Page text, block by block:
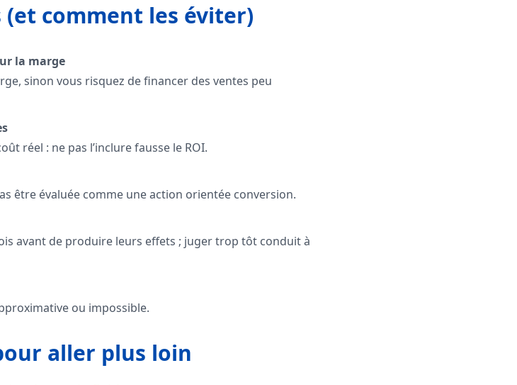
comment les éviter)
la marge
sinon vous risquez de financer des ventes peu
réel : ne pas l’inclure fausse le ROI.
être évaluée comme une action orientée conversion.
avant de produire leurs effets ; juger trop tôt conduit à
ou impossible.
aller plus loin